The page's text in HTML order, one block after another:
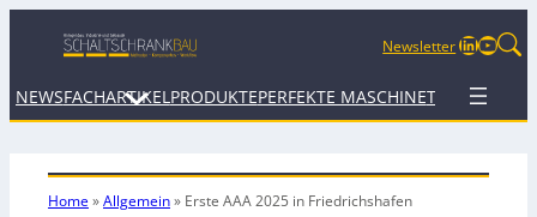
NewsletterLinkedIn
NEWSFACHARTIKEL PRODUKTEPERFEKTE MASCHINETERMINE
Home»Allgemein» Erste AAA 2025 in Friedrichshafen